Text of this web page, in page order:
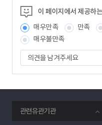
이 페이지에서 제공하
매우만족
만족
매우불만족
의
견
을
겨
주
세
요
관련유관기관